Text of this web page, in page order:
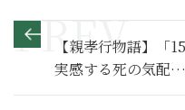
【親孝行物語】「
実感する死の気配
る環境”とは～その